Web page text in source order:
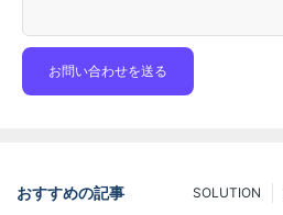
お問い合わせを送る
おすすめの記事 SOLUTION